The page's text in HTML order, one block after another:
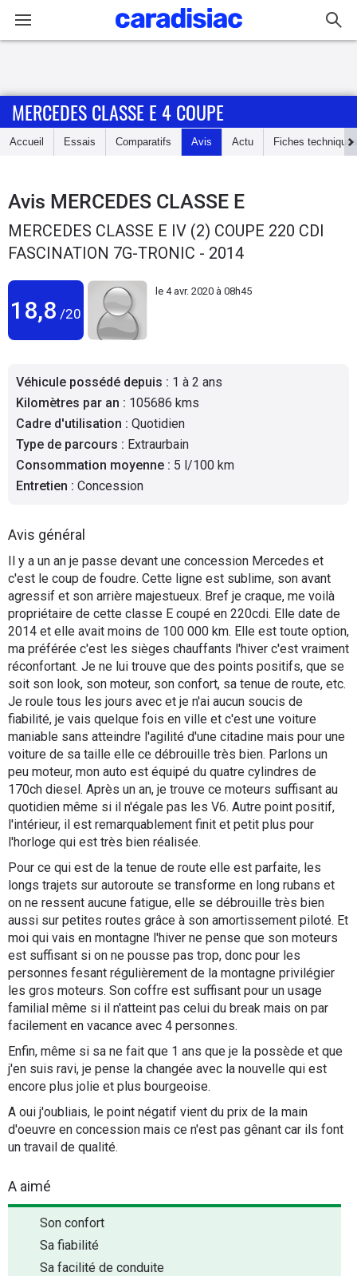
Accueil
Essais
Guide
d'achat
Utilitaires
Flottes
Auto
Services
Forum
Marques
MERCEDES CLASSE E 4 COUPE
Accueil Essais Comparatifs Avis Actu Fiches techniques
Avis MERCEDES CLASSE E
MERCEDES CLASSE E IV (2) COUPE 220 CDI
FASCINATION 7G-TRONIC - 2014
18,8 /20
le 4 avr. 2020 à 08h45
Véhicule possédé depuis : 1 à 2 ans
Kilomètres par an : 105686 kms
Cadre d'utilisation : Quotidien
Type de parcours : Extraurbain
Consommation moyenne : 5 l/100 km
Entretien : Concession
Avis général
Il y a un an je passe devant une concession Mercedes et
c'est le coup de foudre. Cette ligne est sublime, son avant
agressif et son arrière majestueux. Bref je craque, me voilà
propriétaire de cette classe E coupé en 220cdi. Elle date de
2014 et elle avait moins de 100 000 km. Elle est toute option,
ma préférée c'est les sièges chauffants l'hiver c'est vraiment
réconfortant. Je ne lui trouve que des points positifs, que se
soit son look, son moteur, son confort, sa tenue de route, etc.
Je roule tous les jours avec et je n'ai aucun soucis de
fiabilité, je vais quelque fois en ville et c'est une voiture
maniable sans atteindre l'agilité d'une citadine mais pour une
voiture de sa taille elle ce débrouille très bien. Parlons un
peu moteur, mon auto est équipé du quatre cylindres de
170ch diesel. Après un an, je trouve ce moteurs suffisant au
quotidien même si il n'égale pas les V6. Autre point positif,
l'intérieur, il est remarquablement finit et petit plus pour
l'horloge qui est très bien réalisée.
Pour ce qui est de la tenue de route elle est parfaite, les
longs trajets sur autoroute se transforme en long rubans et
on ne ressent aucune fatigue, elle se débrouille très bien
aussi sur petites routes grâce à son amortissement piloté. Et
moi qui vais en montagne l'hiver ne pense que son moteurs
est suffisant si on ne pousse pas trop, donc pour les
personnes fesant régulièrement de la montagne privilégier
les gros moteurs. Son coffre est suffisant pour un usage
familial même si il n'atteint pas celui du break mais on par
facilement en vacance avec 4 personnes.
Enfin, même si sa ne fait que 1 ans que je la possède et que
j'en suis ravi, je pense la changée avec la nouvelle qui est
encore plus jolie et plus bourgeoise.
A oui j'oubliais, le point négatif vient du prix de la main
d'oeuvre en concession mais ce n'est pas gênant car ils font
un travail de qualité.
A aimé
Son confort
Sa fiabilité
Sa facilité de conduite